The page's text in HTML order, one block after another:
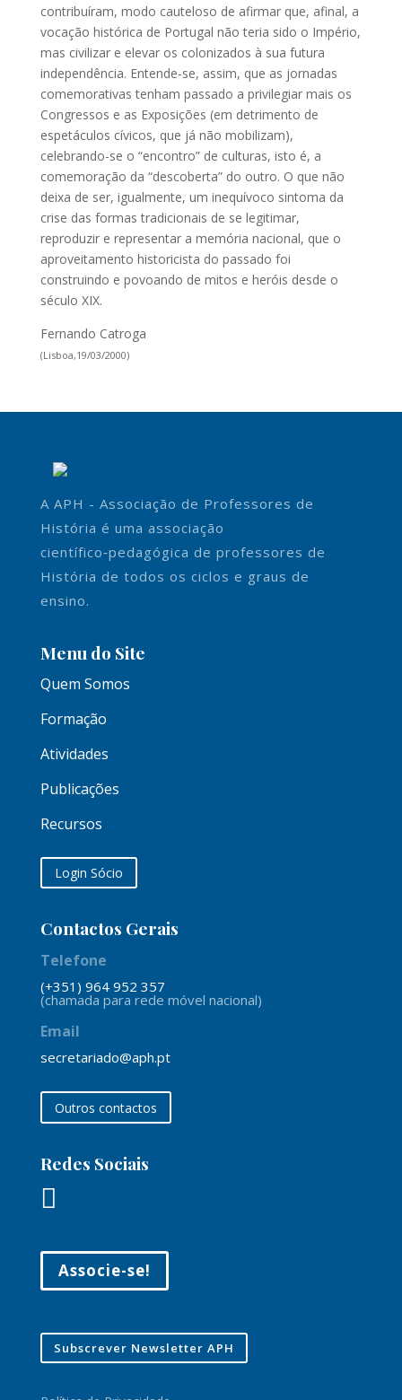
contribuíram, modo cauteloso de afirmar que, afinal, a
vocação histórica de Portugal não teria sido o Império,
mas civilizar e elevar os colonizados à sua futura
independência. Entende-se, assim, que as jornadas
comemorativas tenham passado a privilegiar mais os
Congressos e as Exposições (em detrimento de
espetáculos cívicos, que já não mobilizam),
celebrando-se o “encontro” de culturas, isto é, a
comemoração da “descoberta” do outro. O que não
deixa de ser, igualmente, um inequívoco sintoma da
crise das formas tradicionais de se legitimar,
reproduzir e representar a memória nacional, que o
aproveitamento historicista do passado foi
construindo e povoando de mitos e heróis desde o
século XIX.
Fernando Catroga
(Lisboa,19/03/2000)
A APH - Associação de Professores de
História é uma associação
científico‑pedagógica de professores de
História de todos os ciclos e graus de
ensino.
Menu do Site
Quem Somos
Formação
Atividades
Publicações
Recursos
Login Sócio
Contactos Gerais
Telefone
(+351) 964 952 357
(chamada para rede móvel nacional)
Email
secretariado@aph.pt
Outros contactos
Redes Sociais

Associe-se!
Subscrever Newsletter APH